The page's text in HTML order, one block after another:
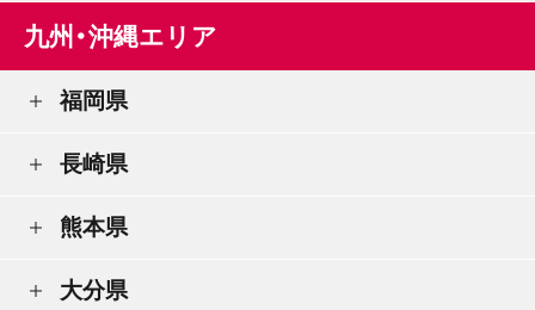
九州・沖縄エリア
福岡県
長崎県
熊本県
大分県